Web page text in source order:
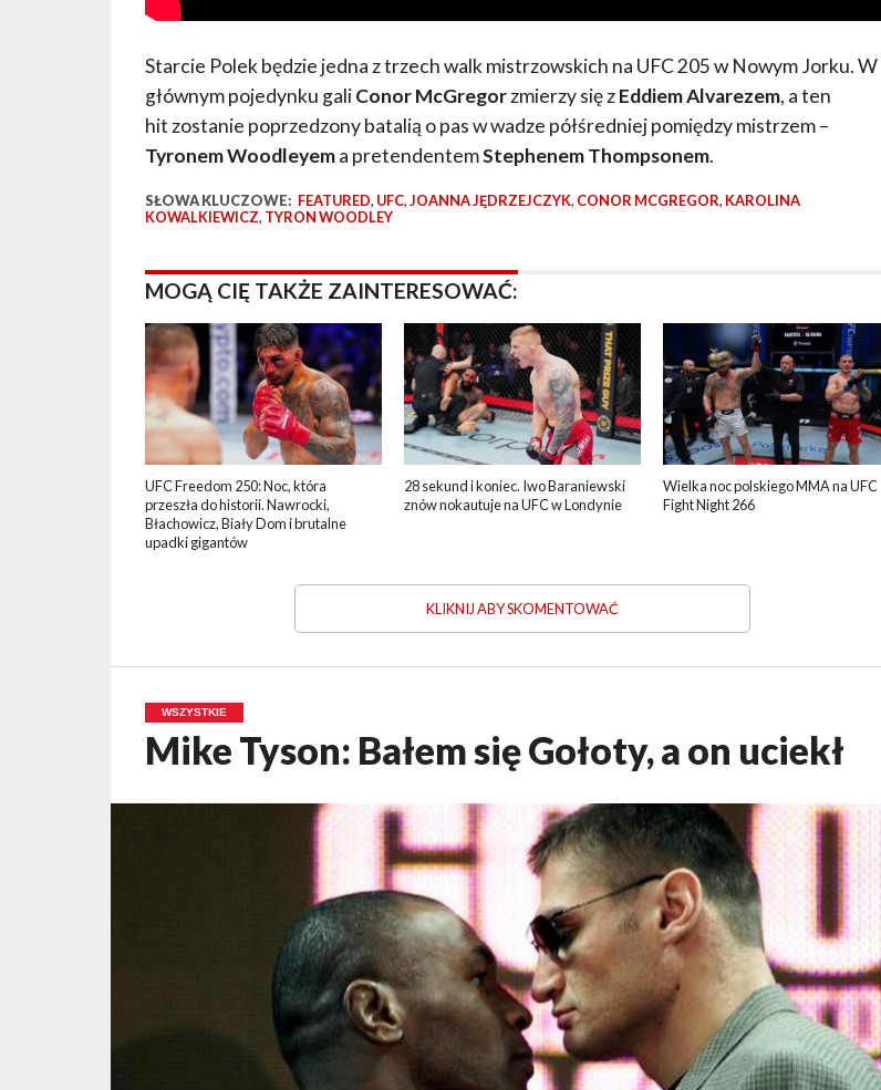
Starcie Polek będzie jedna z trzech walk mistrzowskich na UFC 205 w Nowym Jorku. W
głównym pojedynku galiConor McGregorzmierzy się zEddiem Alvarezem, a ten
hit zostanie poprzedzony batalią o pas w wadze półśredniej pomiędzy mistrzem –
Tyronem Woodleyema pretendentemStephenem Thompsonem.
SŁOWA KLUCZOWE: FEATURED, UFC,JOANNA JĘDRZEJCZYK, CONOR MCGREGOR, KAROLINA
KOWALKIEWICZ, TYRON WOODLEY
MOGĄ CIĘ TAKŻE ZAINTERESOWAĆ:
UFC Freedom 250: Noc, która
przeszła do historii. Nawrocki,
Błachowicz, Biały Dom i brutalne
upadki gigantów
28 sekund i koniec. Iwo Baraniewski
znów nokautuje na UFC w Londynie
Wielka noc polskiego MMA na UFC
Fight Night 266
KLIKNIJ ABY SKOMENTOWAĆ
WSZYSTKIE
Mike Tyson: Bałem się Gołoty, a on uciekł